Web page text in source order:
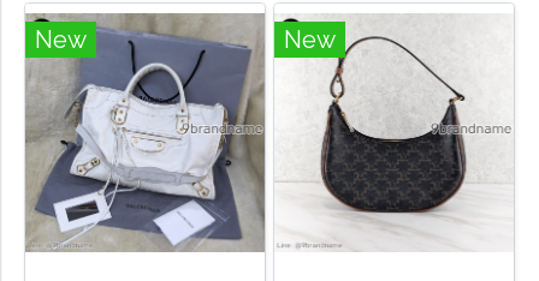
New New